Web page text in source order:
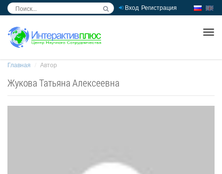
Вход Регистрация
Главная Автор
Жукова Татьяна Алексеевна